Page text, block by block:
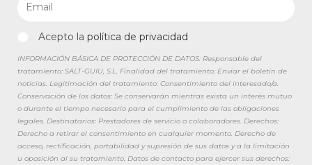
Acepto la política de privacidad
INFORMACIÓN BÁSICA DE PROTECCIÓN DE DATOS: Responsable del
tratamiento: SALT-GUIU, S.L. Finalidad del tratamiento: Enviar el boletín de
noticias. Legitimación del tratamiento: Consentimiento del interesado/a.
Conservación de los datos: Se conservarán mientras exista un interés mutuo
o durante el tiempo necesario para el cumplimiento de las obligaciones
legales. Destinatarios: Prestadores de servicio o colaboradores. Derechos:
Derecho a retirar el consentimiento en cualquier momento. Derecho de
acceso, rectificación, portabilidad y supresión de sus datos y a la limitación
u oposición al su tratamiento. Datos de contacto para ejercer sus derechos: